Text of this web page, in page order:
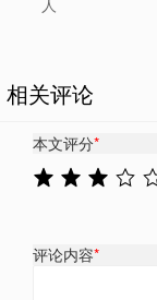
人
相关评论
本文评分*
评论内容*